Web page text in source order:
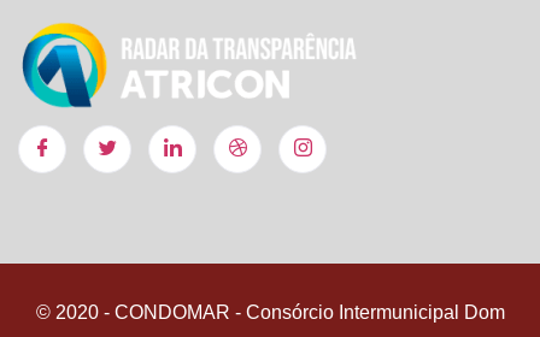
© 2020 - CONDOMAR - Consórcio Intermunicipal Dom